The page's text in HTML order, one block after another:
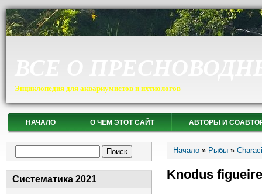
Энциклопедия для аквариумистов и ихтиологов
НАЧАЛО О ЧЕМ ЭТОТ САЙТ АВТОРЫ И
Систематика 2021
Вы здесь
Начало » Рыбы »
Knodus